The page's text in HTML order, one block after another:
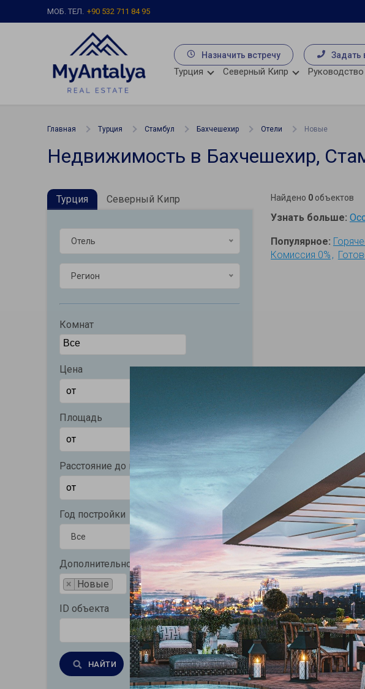
МОБ. ТЕЛ. +90 532 711 84 95
Назначить встречу Задать
Турция Северный Кипр
Главная Турция Стамбул Бахчешехир Отели Новые
Недвижимость в Бахчешехир,
Турция Северный Кипр
Отель
Регион
Комнат
Цена
Площадь
Расстояние до моря (м)
Год постройки
Все Все
Дополнительно
× Новые
ID объекта
НАЙТИ Очистить
Найдено 0 объектов
Узнать больше:
Популярное:
Комиссия 0%